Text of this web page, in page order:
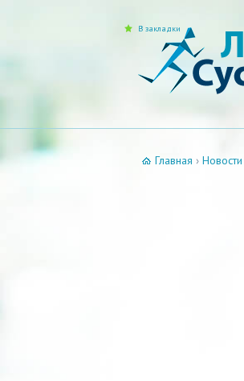
В закладки
Главная › Новости